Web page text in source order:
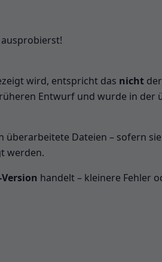
wird, entspricht das nicht
Entwurf und wurde in der
überarbeitete Dateien – sofern
werden.
handelt – kleinere Fehler